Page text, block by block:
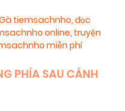
tiemsachnho, đọc
online, truyện
miễn phí
PHÍA SAU CÁNH